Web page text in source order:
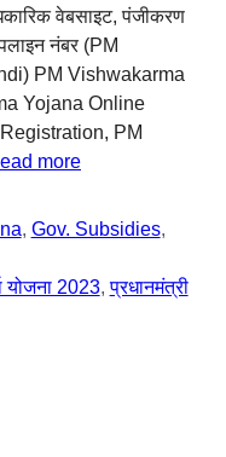
वेबसाइट, पंजीकरण
नंबर (PM
PM Vishwakarma
Yojana Online
PM
more
, Gov. Subsidies,
योजना 2023,प्रधानमंत्री